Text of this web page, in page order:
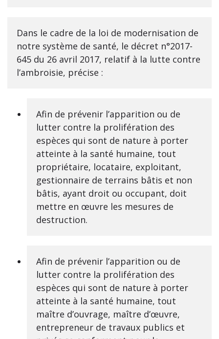
Dans le cadre de la loi de modernisation de
notre système de santé, le décret n°2017-
645 du 26 avril 2017, relatif à la lutte contre
l’ambroisie, précise :
Afin de prévenir l’apparition ou de
lutter contre la prolifération des
espèces qui sont de nature à porter
atteinte à la santé humaine, tout
propriétaire, locataire, exploitant,
gestionnaire de terrains bâtis et non
bâtis, ayant droit ou occupant, doit
mettre en œuvre les mesures de
destruction.
Afin de prévenir l’apparition ou de
lutter contre la prolifération des
espèces qui sont de nature à porter
atteinte à la santé humaine, tout
maître d’ouvrage, maître d’œuvre,
entrepreneur de travaux publics et